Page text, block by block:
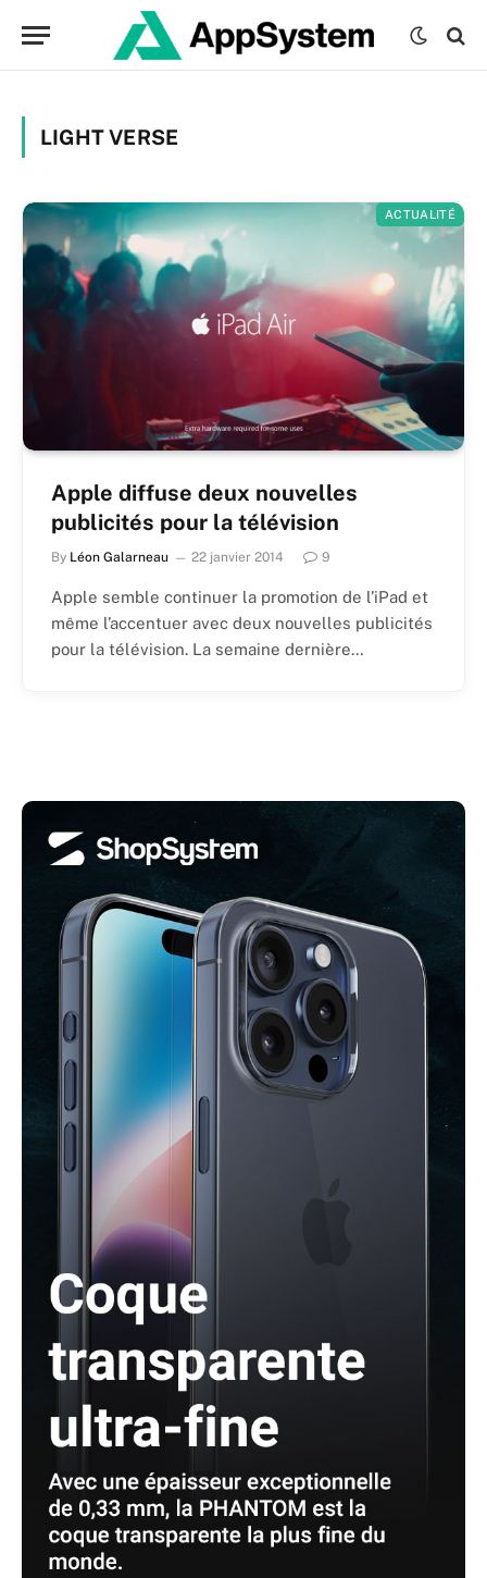
LIGHT VERSE
ACTUALITÉ
Apple diffuse deux nouvelles
publicités pour la télévision
By Léon Galarneau 22 janvier 2014 9
Apple semble continuer la promotion de l’iPad et
même l’accentuer avec deux nouvelles publicités
pour la télévision. La semaine dernière…